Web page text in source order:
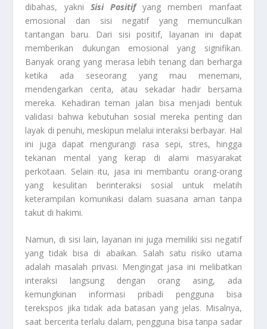
dibahas, yakni Sisi Positifyang memberi manfaat
emosional dan sisi negatif yang memunculkan
tantangan baru. Dari sisi positif, layanan ini dapat
memberikan dukungan emosional yang signifikan.
Banyak orang yang merasa lebih tenang dan berharga
ketika ada seseorang yang mau menemani,
mendengarkan cerita, atau sekadar hadir bersama
mereka. Kehadiran teman jalan bisa menjadi bentuk
validasi bahwa kebutuhan sosial mereka penting dan
layak di penuhi, meskipun melalui interaksi berbayar. Hal
ini juga dapat mengurangi rasa sepi, stres, hingga
tekanan mental yang kerap di alami masyarakat
perkotaan. Selain itu, jasa ini membantu orang-orang
yang kesulitan berinteraksi sosial untuk melatih
keterampilan komunikasi dalam suasana aman tanpa
takut di hakimi.
Namun, di sisi lain, layanan ini juga memiliki sisi negatif
yang tidak bisa di abaikan. Salah satu risiko utama
adalah masalah privasi. Mengingat jasa ini melibatkan
interaksi langsung dengan orang asing, ada
kemungkinan informasi pribadi pengguna bisa
terekspos jika tidak ada batasan yang jelas. Misalnya,
saat bercerita terlalu dalam, pengguna bisa tanpa sadar